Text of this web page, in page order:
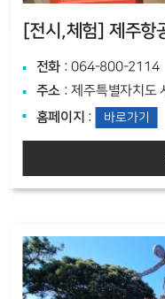
[전시,체험] 제주항
전화 : 064-800-2114
주소 : 제주특별자치도
홈페이지 : 바로가기